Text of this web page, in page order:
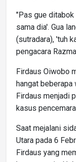
"Pas gue ditabok
sama dia'. Gua
(sutradara), 'tuh
pengacara
Firdaus Oiwobo
hangat beberapa
Firdaus menjadi
kasus
Saat mejalani
Utara pada 6
Firdaus yang